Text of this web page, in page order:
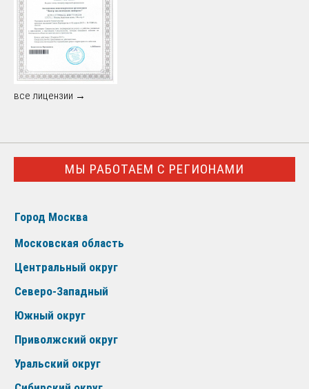
все лицензии →
МЫ РАБОТАЕМ С РЕГИОНАМИ
Город Москва
Московская область
Центральный округ
Северо-Западный
Южный округ
Приволжский округ
Уральский округ